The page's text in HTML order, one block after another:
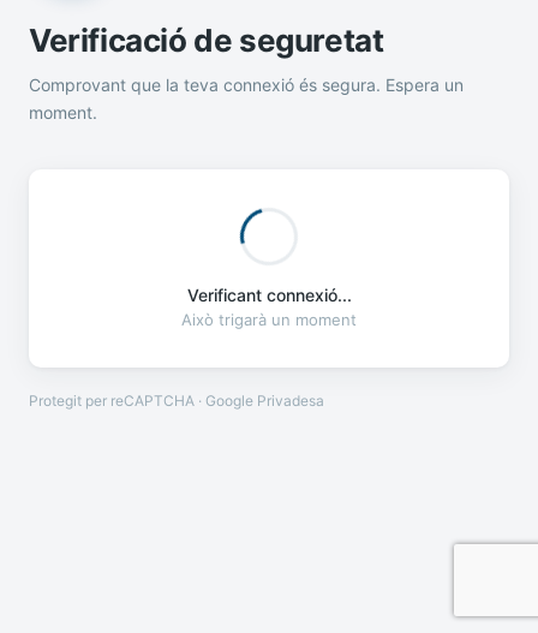
Verificació de seguretat
Comprovant que la teva connexió és segura. Espera un
moment.
Verificant connexió...
Això trigarà un moment
Protegit per reCAPTCHA · Google Privadesa